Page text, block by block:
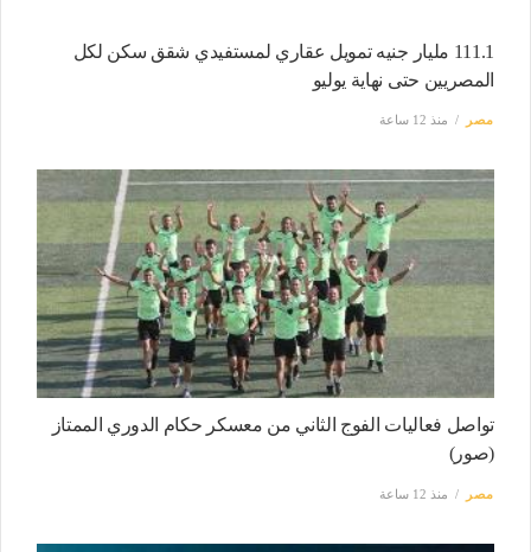
111.1 مليار جنيه تمويل عقاري لمستفيدي شقق سكن لكل
المصريين حتى نهاية يوليو
مصر منذ 12 ساعة
تواصل فعاليات الفوج الثاني من معسكر حكام الدوري الممتاز
(صور)
مصر منذ 12 ساعة